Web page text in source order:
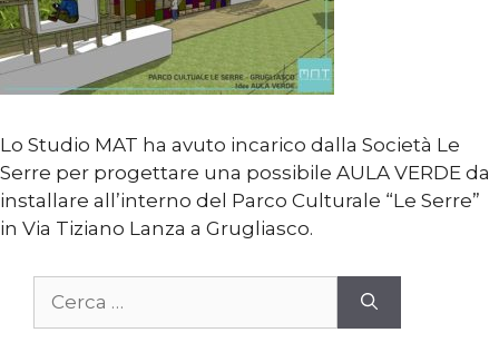
Lo Studio MAT ha avuto incarico dalla Società Le
Serre per progettare una possibile AULA VERDE da
installare all’interno del Parco Culturale “Le Serre”
in Via Tiziano Lanza a Grugliasco.
per: